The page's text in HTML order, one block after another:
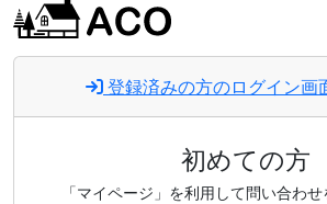
登録済みの方のログイン画
初めての方
「マイページ」を利用して問い合わせ